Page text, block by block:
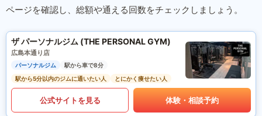
ページを確認し、総額や通える回数をチェックしましょう。
ザ パーソナルジム (THE PERSONAL GYM)
広島本通り店
パーソナルジム
駅から車で8分
駅から5分以内のジムに通いたい人
とにかく痩せたい人
公式サイトを見る 体験・相談予約